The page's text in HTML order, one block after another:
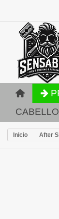
CABELLO
Inicio After